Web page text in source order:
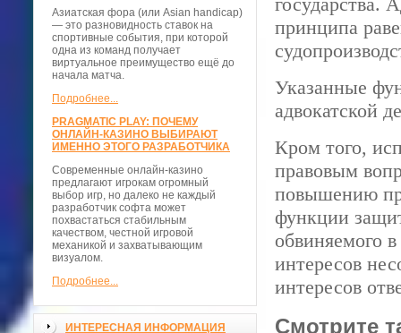
Азиатская фора (или Asian handicap)
— это разновидность ставок на
спортивные события, при которой
одна из команд получает
виртуальное преимущество ещё до
начала матча.
Подробнее...
PRAGMATIC PLAY: ПОЧЕМУ
ОНЛАЙН-КАЗИНО ВЫБИРАЮТ
ИМЕННО ЭТОГО РАЗРАБОТЧИКА
Современные онлайн-казино
предлагают игрокам огромный
выбор игр, но далеко не каждый
разработчик софта может
похвастаться стабильным
качеством, честной игровой
механикой и захватывающим
визуалом.
Подробнее...
ИНТЕРЕСНАЯ ИНФОРМАЦИЯ
принципа
Указанные
адвокатской
Кром того,
правовым
повышению
функции
обвиняемого
интересов
интересов
Смотрите